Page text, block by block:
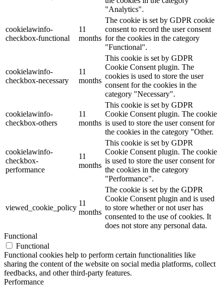
"Analytics".
cookielawinfo-
checkbox-functional
11
months
The cookie is set by GDPR cookie
consent to record the user consent
for the cookies in the category
"Functional".
cookielawinfo-
checkbox-necessary
11
months
This cookie is set by GDPR
Cookie Consent plugin. The
cookies is used to store the user
consent for the cookies in the
category "Necessary".
cookielawinfo-
checkbox-others
11
months
This cookie is set by GDPR
Cookie Consent plugin. The cookie
is used to store the user consent for
the cookies in the category "Other.
cookielawinfo-
checkbox-
performance
11
months
This cookie is set by GDPR
Cookie Consent plugin. The cookie
is used to store the user consent for
the cookies in the category
"Performance".
viewed_cookie_policy
11
months
The cookie is set by the GDPR
Cookie Consent plugin and is used
to store whether or not user has
consented to the use of cookies. It
does not store any personal data.
Functional
Functional
Functional cookies help to perform certain functionalities like
sharing the content of the website on social media platforms, collect
feedbacks, and other third-party features.
Performance